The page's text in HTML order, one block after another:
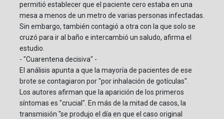
permitió establecer que el paciente cero estaba en una
mesa a menos de un metro de varias personas infectadas.
Sin embargo, también contagió a otra con la que solo se
cruzó para ir al baño e intercambió un saludo, afirma el
estudio.
- "Cuarentena decisiva" -
El análisis apunta a que la mayoría de pacientes de ese
brote se contagiaron por "por inhalación de gotículas".
Los autores afirman que la aparición de los primeros
síntomas es "crucial". En más de la mitad de casos, la
transmisión "se produjo el día en que el caso original